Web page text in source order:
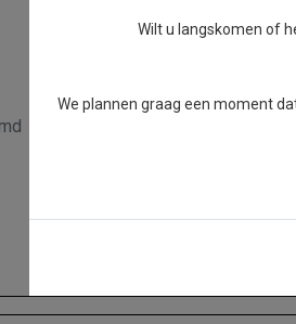
5
Wilt u langskomen of
We plannen graag een moment